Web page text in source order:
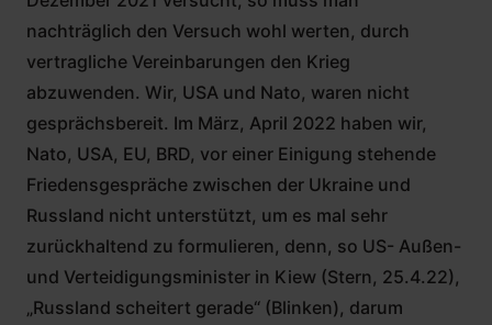
nachträglich den Versuch wohl werten, durch
vertragliche Vereinbarungen den Krieg
abzuwenden. Wir, USA und Nato, waren nicht
gesprächsbereit. Im März, April 2022 haben wir,
Nato, USA, EU, BRD, vor einer Einigung stehende
Friedensgespräche zwischen der Ukraine und
Russland nicht unterstützt, um es mal sehr
zurückhaltend zu formulieren, denn, so US- Außen-
und Verteidigungsminister in Kiew (Stern, 25.4.22),
„Russland scheitert gerade“ (Blinken), darum